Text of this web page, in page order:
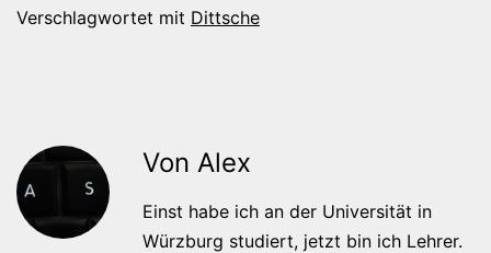
Verschlagwortet mit Dittsche
Von Alex
Einst habe ich an der Universität in
Würzburg studiert, jetzt bin ich Lehrer.